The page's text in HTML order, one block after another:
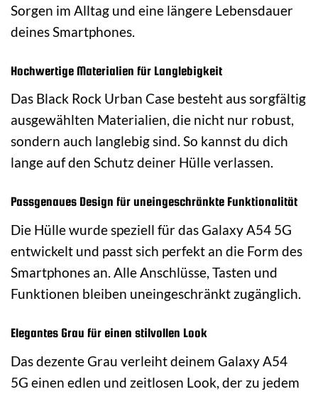
Sorgen im Alltag und eine längere Lebensdauer
deines Smartphones.
Hochwertige Materialien für Langlebigkeit
Das Black Rock Urban Case besteht aus sorgfältig
ausgewählten Materialien, die nicht nur robust,
sondern auch langlebig sind. So kannst du dich
lange auf den Schutz deiner Hülle verlassen.
Passgenaues Design für uneingeschränkte Funktionalität
Die Hülle wurde speziell für das Galaxy A54 5G
entwickelt und passt sich perfekt an die Form des
Smartphones an. Alle Anschlüsse, Tasten und
Funktionen bleiben uneingeschränkt zugänglich.
Elegantes Grau für einen stilvollen Look
Das dezente Grau verleiht deinem Galaxy A54
5G einen edlen und zeitlosen Look, der zu jedem